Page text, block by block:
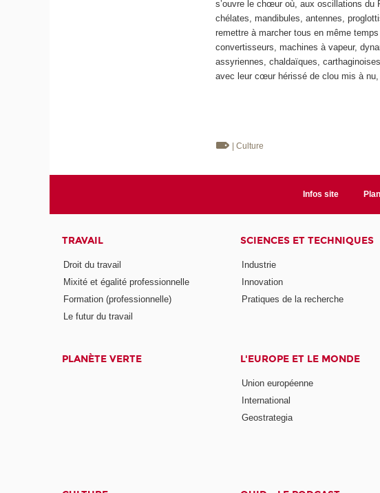
s’ouvre le chœur où, aux oscillations du
chélates, mandibules, antennes,
remettre à marcher tous en même
convertisseurs, machines à vapeur,
assyriennes, chaldaïques,
avec leur cœur hérissé de clou mis à
| Culture
Infos site
TRAVAIL
Droit du travail
Mixité et égalité professionnelle
Formation (professionnelle)
Le futur du travail
SCIENCES ET TECHNIQUES
Industrie
Innovation
Pratiques de la recherche
PLANÈTE VERTE L'EUROPE ET LE MONDE
Union européenne
International
Geostrategia